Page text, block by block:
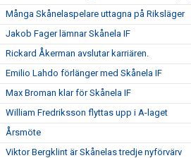
Många Skånelaspelare uttagna på Riksläger
Jakob Fager lämnar Skånela IF
Rickard Åkerman avslutar karriären.
Emilio Lahdo förlänger med Skånela IF
Max Broman klar för Skånela IF
William Fredriksson flyttas upp i A-laget
Årsmöte
Viktor Bergklint är Skånelas tredje nyförvärv